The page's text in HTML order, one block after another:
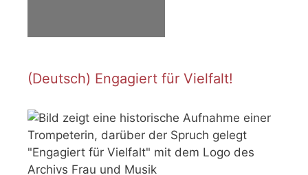
(Deutsch) Engagiert für Vielfalt!